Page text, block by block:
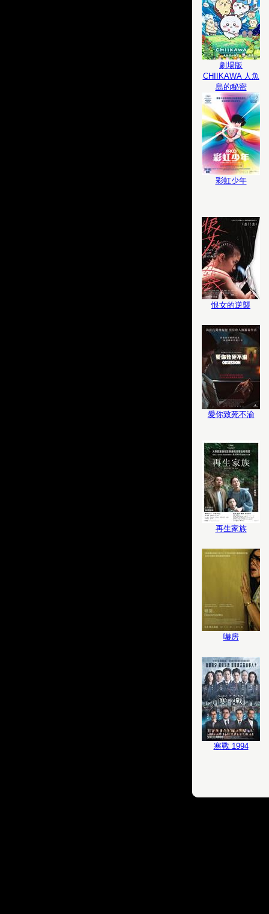
劇場版
CHIIKAWA 人魚
島的秘密
彩虹少年
恨女的逆襲
愛你致死不渝
再生家族
嚇房
寒戰 1994